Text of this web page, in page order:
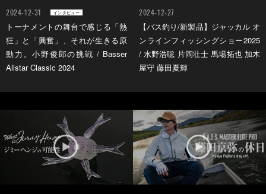
2024-12-31 インタビュー
トーナメントの舞台で感じる「熱
狂」と「興奮」、それが生きる原
動力。小野俊郎の挑戦 / Basser
Allstar Classic 2024
2024-12-27
【バス釣り/新製品】ジャッカル オ
ンラインフィッシングショー2025
/ 水野浩聡 片岡壮士 馬場拓也 加木
屋守 藤田夏輝